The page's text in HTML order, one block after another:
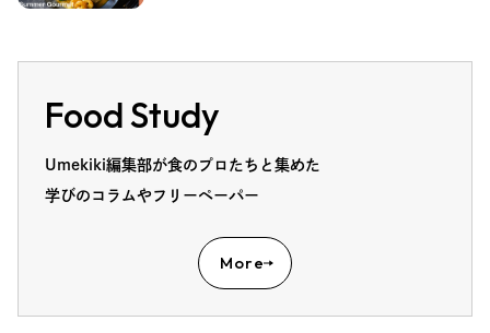
Food Study
Umekiki編集部が食のプロたちと集めた
学びのコラムやフリーペーパー
More